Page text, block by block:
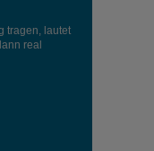
tragen, lautet
real